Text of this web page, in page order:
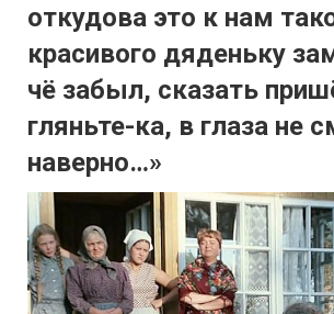
откудова это к нам
красивого дяденьку
чё забыл, сказать
гляньте-ка, в глаза не
наверно…»